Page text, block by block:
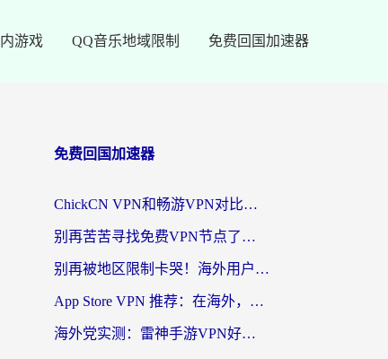
游戏 QQ音乐地域限制 免费回国加速器
免费回国加速器
ChickCN VPN和畅游VPN对比哪个回国效果更好？海外党必看的回国加速器选择指南
别再苦苦寻找免费VPN节点了，这才是海外访问国内资源的正确姿势
别再被地区限制卡哭！海外用户vpn中国下载全攻略，无缝刷剧办公社交
App Store VPN 推荐：在海外，如何找回那扇回家的“任意门”？
海外党实测：雷神手游VPN好用吗？和闪电VPN对比哪个回国效果更好？附小众工具深度测评